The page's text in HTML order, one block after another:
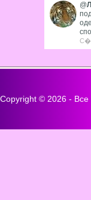
@
С�,
Copyright © 2026 -